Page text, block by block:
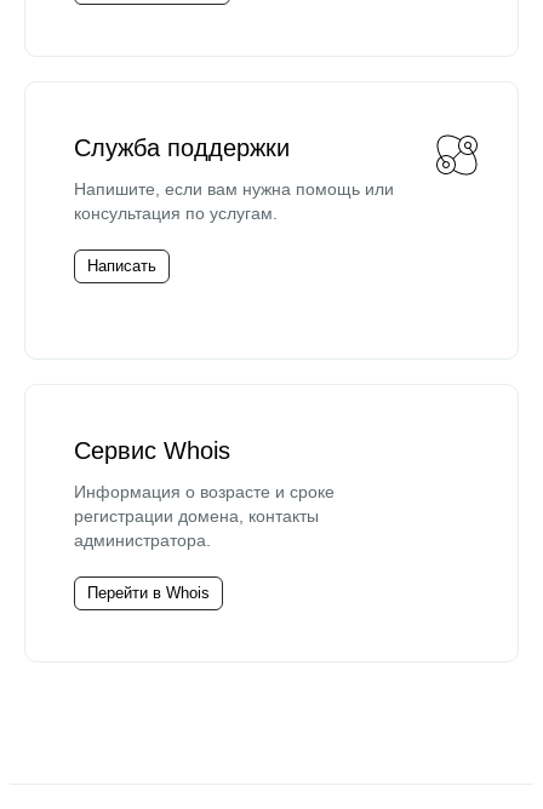
Служба поддержки
Напишите, если вам нужна помощь или
консультация по услугам.
Написать
Сервис Whois
Информация о возрасте и сроке
регистрации домена, контакты
администратора.
Перейти в Whois